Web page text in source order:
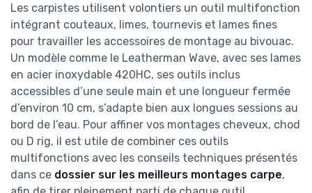
Les carpistes utilisent volontiers un outil multifonction
intégrant couteaux, limes, tournevis et lames fines
pour travailler les accessoires de montage au bivouac.
Un modèle comme le Leatherman Wave, avec ses lames
en acier inoxydable 420HC, ses outils inclus
accessibles d’une seule main et une longueur fermée
d’environ 10 cm, s’adapte bien aux longues sessions au
bord de l’eau. Pour affiner vos montages cheveux, chod
ou D rig, il est utile de combiner ces outils
multifonctions avec les conseils techniques présentés
dans ce dossier sur les meilleurs montages carpe,